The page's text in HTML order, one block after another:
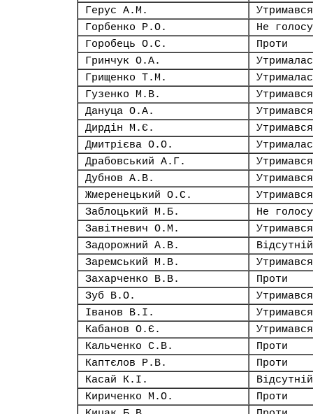
Герус А.М.
Утримався
Горбенко Р.О.
Не
Горобець О.С.
Проти
Гринчук О.А.
Грищенко Т.М.
Гузенко М.В.
Утримався
Дануца О.А.
Утримався
Дирдін М.Є.
Утримався
Дмитрієва О.О.
Драбовський А.Г.
Утримався
Дубнов А.В.
Утримався
Жмеренецький О.С.
Утримався
Заблоцький М.Б.
Не
Завітневич О.М.
Утримався
Задорожний А.В.
Відсутній
Заремський М.В.
Утримався
Захарченко В.В.
Проти
Зуб В.О.
Утримався
Іванов В.І.
Утримався
Кабанов О.Є.
Утримався
Кальченко С.В.
Проти
Каптєлов Р.В.
Проти
Касай К.І.
Відсутній
Кириченко М.О.
Проти